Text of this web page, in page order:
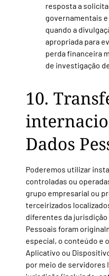
resposta a
governamentais
quando a
apropriada para
perda financeira
de investigação
10.
Dados
Poderemos utilizar
controladas ou
grupo empresarial ou
terceirizados
diferentes da jurisdição
Pessoais foram
especial, o conteúdo e
Aplicativo ou
por meio de servidores